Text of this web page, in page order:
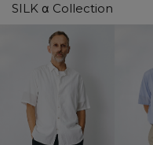
SILK α Collection